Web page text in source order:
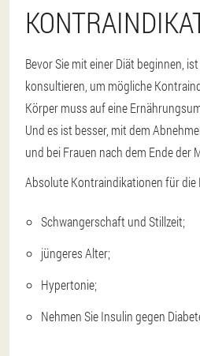
Bevor Sie mit einer Diät beginnen,
konsultieren, um mögliche
Körper muss auf eine
Und es ist besser, mit dem
und bei Frauen nach dem Ende der
Absolute Kontraindikationen für die
Schwangerschaft und Stillzeit;
jüngeres Alter;
Hypertonie;
Nehmen Sie Insulin gegen